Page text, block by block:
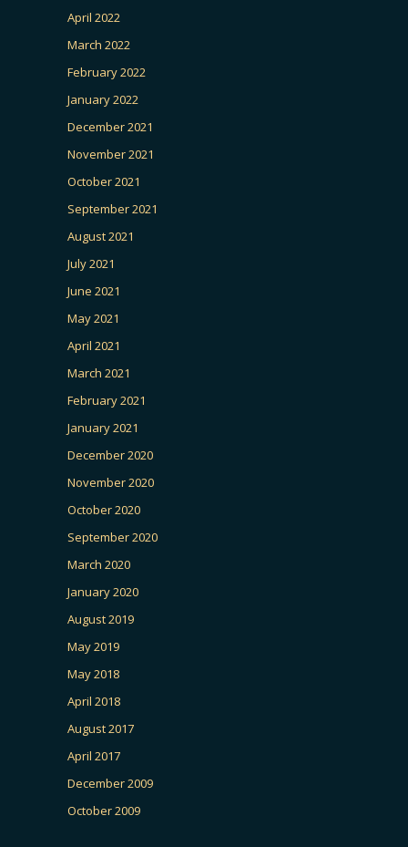
April 2022
March 2022
February 2022
January 2022
December 2021
November 2021
October 2021
September 2021
August 2021
July 2021
June 2021
May 2021
April 2021
March 2021
February 2021
January 2021
December 2020
November 2020
October 2020
September 2020
March 2020
January 2020
August 2019
May 2019
May 2018
April 2018
August 2017
April 2017
December 2009
October 2009